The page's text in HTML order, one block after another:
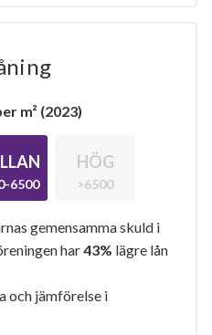
m² (2023)
6500
HÖG
>6500
gemensamma skuld i
har43% lägre lån
och jämförelse i